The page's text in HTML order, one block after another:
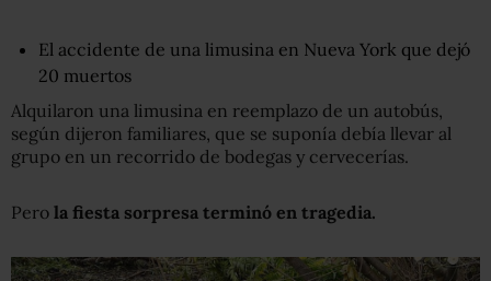
El accidente de una limusina en Nueva York que dejó
20 muertos
Alquilaron una limusina en reemplazo de un autobús,
según dijeron familiares, que se suponía debía llevar al
grupo en un recorrido de bodegas y cervecerías.
Pero la fiesta sorpresa terminó en tragedia.